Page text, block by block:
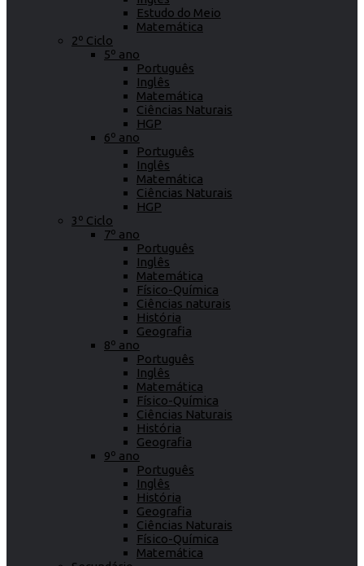
Estudo do Meio
Matemática
2º Ciclo
5º ano
Português
Inglês
Matemática
Ciências Naturais
HGP
6º ano
Português
Inglês
Matemática
Ciências Naturais
HGP
3º Ciclo
7º ano
Português
Inglês
Matemática
Físico-Química
Ciências naturais
História
Geografia
8º ano
Português
Inglês
Matemática
Físico-Química
Ciências Naturais
História
Geografia
9º ano
Português
Inglês
História
Geografia
Ciências Naturais
Físico-Química
Matemática